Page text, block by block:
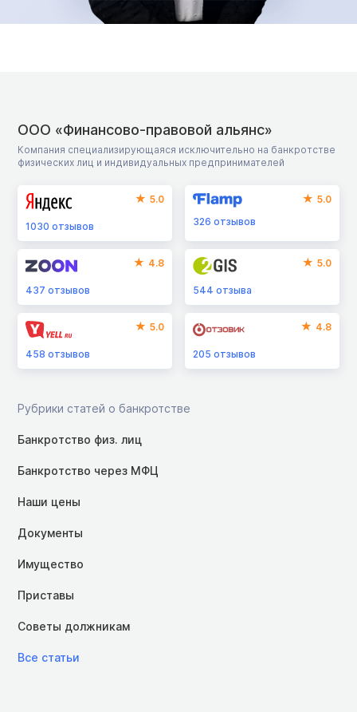
ООО «Финансово-правовой альянс»
Компания специализирующаяся исключительно на банкротстве
физических лиц и индивидуальных предпринимателей
5.0
1030 отзывов
5.0
326отзывов
4.8
437 отзывов
5.0
544отзыва
5.0
458 отзывов
4.8
205отзывов
Рубрики статей о банкротстве
Банкротство физ. лиц
Банкротство через МФЦ
Наши цены
Документы
Имущество
Приставы
Советы должникам
Все статьи